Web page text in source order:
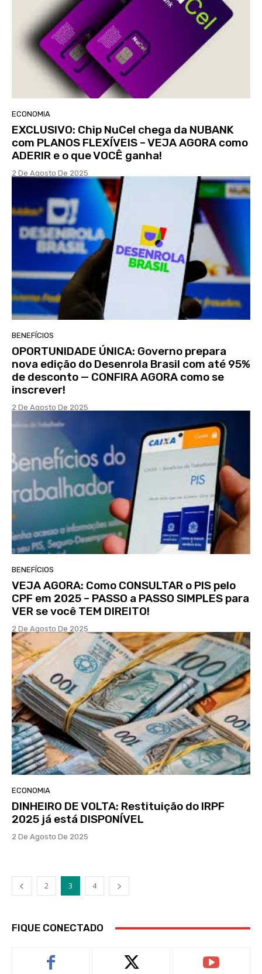
ECONOMIA
EXCLUSIVO: Chip NuCel chega da NUBANK
com PLANOS FLEXÍVEIS – VEJA AGORA como
ADERIR e o que VOCÊ ganha!
2 De Agosto De 2025
BENEFÍCIOS
OPORTUNIDADE ÚNICA: Governo prepara
nova edição do Desenrola Brasil com até 95%
de desconto — CONFIRA AGORA como se
inscrever!
2 De Agosto De 2025
BENEFÍCIOS
VEJA AGORA: Como CONSULTAR o PIS pelo
CPF em 2025 – PASSO a PASSO SIMPLES para
VER se você TEM DIREITO!
2 De Agosto De 2025
ECONOMIA
DINHEIRO DE VOLTA: Restituição do IRPF
2025 já está DISPONÍVEL
2 De Agosto De 2025
2 3 4
FIQUE CONECTADO